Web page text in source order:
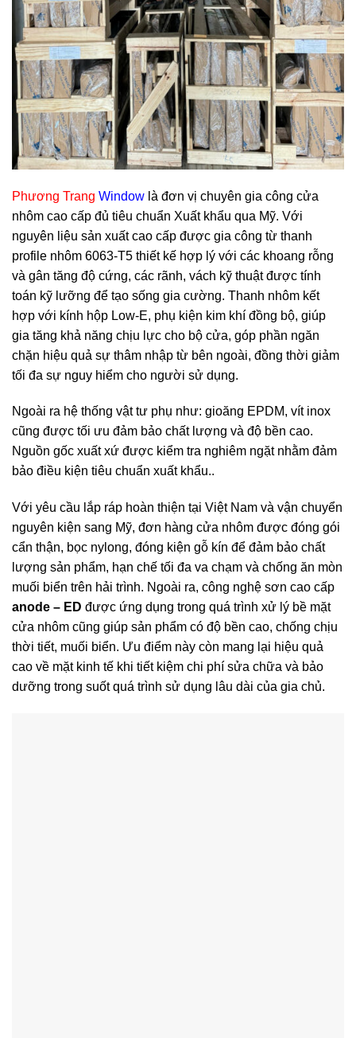
Phương Trang Window là đơn vị chuyên gia công cửa
nhôm cao cấp đủ tiêu chuẩn Xuất khẩu qua Mỹ. Với
nguyên liệu sản xuất cao cấp được gia công từ thanh
profile nhôm 6063-T5 thiết kế hợp lý với các khoang rỗng
và gân tăng độ cứng, các rãnh, vách kỹ thuật được tính
toán kỹ lưỡng để tạo sống gia cường. Thanh nhôm kết
hợp với kính hộp Low-E, phụ kiện kim khí đồng bộ, giúp
gia tăng khả năng chịu lực cho bộ cửa, góp phần ngăn
chặn hiệu quả sự thâm nhập từ bên ngoài, đồng thời giảm
tối đa sự nguy hiểm cho người sử dụng.
Ngoài ra hệ thống vật tư phụ như: gioăng EPDM, vít inox
cũng được tối ưu đảm bảo chất lượng và độ bền cao.
Nguồn gốc xuất xứ được kiểm tra nghiêm ngặt nhằm đảm
bảo điều kiện tiêu chuẩn xuất khẩu..
Với yêu cầu lắp ráp hoàn thiện tại Việt Nam và vận chuyển
nguyên kiện sang Mỹ, đơn hàng cửa nhôm được đóng gói
cẩn thận, bọc nylong, đóng kiện gỗ kín để đảm bảo chất
lượng sản phẩm, hạn chế tối đa va chạm và chống ăn mòn
muối biển trên hải trình. Ngoài ra, công nghệ sơn cao cấp
anode – ED được ứng dụng trong quá trình xử lý bề mặt
cửa nhôm cũng giúp sản phẩm có độ bền cao, chống chịu
thời tiết, muối biển. Ưu điểm này còn mang lại hiệu quả
cao về mặt kinh tế khi tiết kiệm chi phí sửa chữa và bảo
dưỡng trong suốt quá trình sử dụng lâu dài của gia chủ.